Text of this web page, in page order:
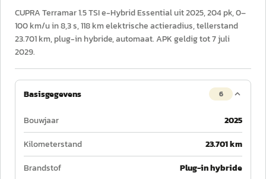
CUPRA Terramar 1.5 TSI e-Hybrid Essential uit 2025, 204 pk, 0–
100 km/u in 8,3 s, 118 km elektrische actieradius, tellerstand
23.701 km, plug-in hybride, automaat. APK geldig tot 7 juli
2029.
Basisgegevens 6
Bouwjaar
2025
Kilometerstand
23.701 km
Brandstof
Plug-in hybride